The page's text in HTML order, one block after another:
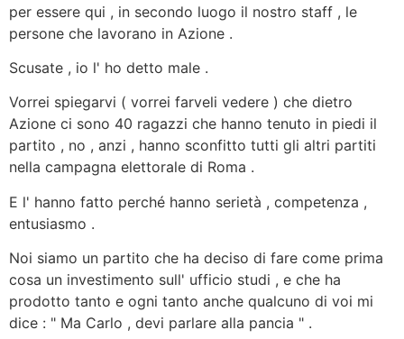
per essere qui , in secondo luogo il nostro staff , le
persone che lavorano in Azione .
Scusate , io l' ho detto male .
Vorrei spiegarvi ( vorrei farveli vedere ) che dietro
Azione ci sono 40 ragazzi che hanno tenuto in piedi il
partito , no , anzi , hanno sconfitto tutti gli altri partiti
nella campagna elettorale di Roma .
E l' hanno fatto perché hanno serietà , competenza ,
entusiasmo .
Noi siamo un partito che ha deciso di fare come prima
cosa un investimento sull' ufficio studi , e che ha
prodotto tanto e ogni tanto anche qualcuno di voi mi
dice : " Ma Carlo , devi parlare alla pancia " .